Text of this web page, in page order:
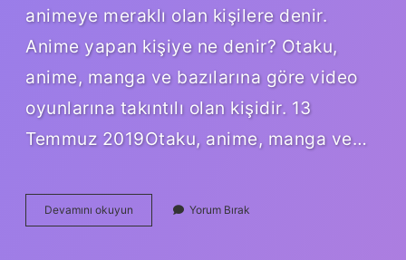
animeye meraklı olan kişilere denir.
Anime yapan kişiye ne denir? Otaku,
anime, manga ve bazılarına göre video
oyunlarına takıntılı olan kişidir. 13
Temmuz 2019Otaku, anime, manga ve…
Devamını okuyun
Anime
Yorum Bırak